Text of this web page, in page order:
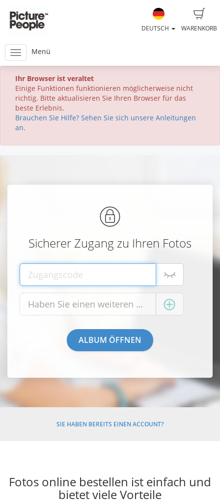
WARENKORB
DEUTSCH
Menü
Ihr Browser ist veraltet
Einige Funktionen funktionieren möglicherweise nicht
richtig. Bitte aktualisieren Sie Ihren Browser für das
beste Erlebnis.
Brauchen Sie Hilfe? Sehen Sie sich unsere Anleitungen
an.
Sicherer Zugang zu Ihren Fotos
SIE HABEN BEREITS EINEN ACCOUNT?
Fotos online bestellen ist einfach und
bietet viele Vorteile